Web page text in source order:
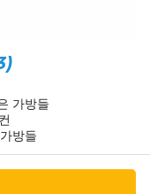
가방들
방들